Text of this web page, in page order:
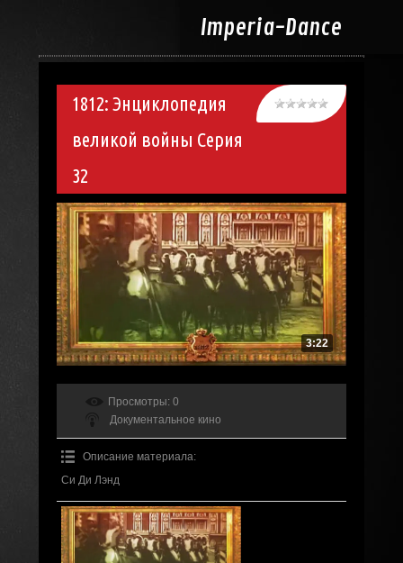
Imperia-Dance
1812: Энциклопедия
великой войны Серия
32
3:22
Просмотры: 0
Документальное кино
Описание материала:
Си Ди Лэнд